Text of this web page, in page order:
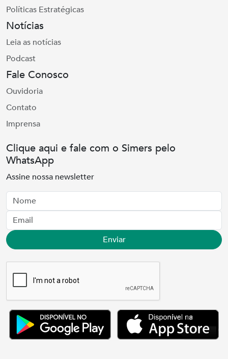
Políticas Estratégicas
Notícias
Leia as notícias
Podcast
Fale Conosco
Ouvidoria
Contato
Imprensa
Clique aqui e fale com o Simers pelo
WhatsApp
Assine nossa newsletter
Nome
Email
Enviar